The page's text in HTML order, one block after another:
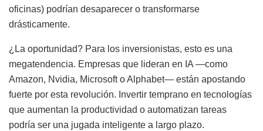
oficinas) podrían desaparecer o transformarse
drásticamente.
¿La oportunidad? Para los inversionistas, esto es una
megatendencia. Empresas que lideran en IA —como
Amazon, Nvidia, Microsoft o Alphabet— están apostando
fuerte por esta revolución. Invertir temprano en tecnologías
que aumentan la productividad o automatizan tareas
podría ser una jugada inteligente a largo plazo.